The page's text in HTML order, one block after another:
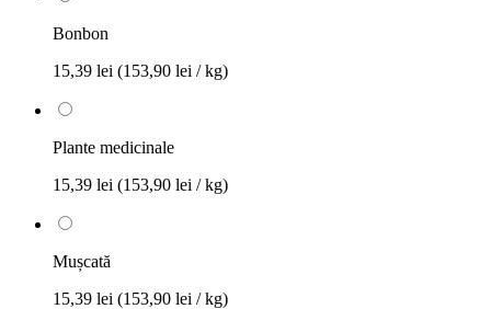
Bonbon
15,39 lei (153,90 lei / kg)
Plante medicinale
15,39 lei (153,90 lei / kg)
Mușcată
15,39 lei (153,90 lei / kg)